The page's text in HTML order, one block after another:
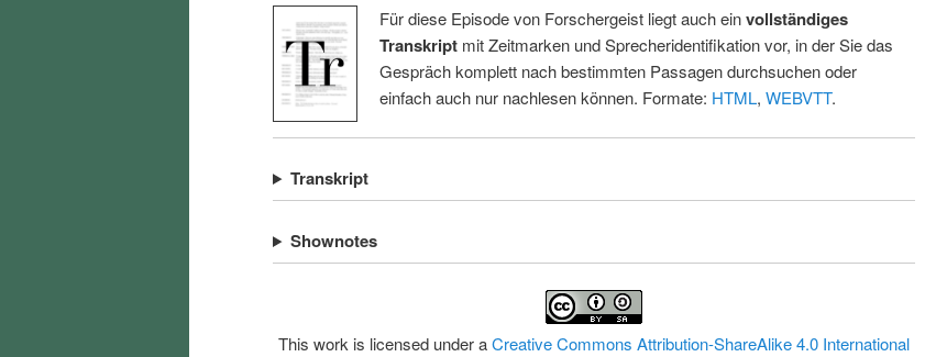
Für diese Episode von Forschergeist liegt auch einvollständiges
Transkriptmit Zeitmarken und Sprecheridentifikation vor, in der Sie das
Gespräch komplett nach bestimmten Passagen durchsuchen oder
einfach auch nur nachlesen können. Formate: HTML, WEBVTT.
Transkript
Shownotes
This work is licensed under aCreative Commons Attribution-ShareAlike 4.0 International